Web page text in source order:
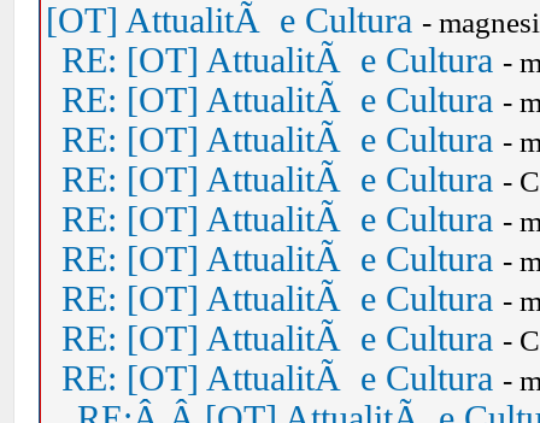
[OT] AttualitÃ e Cultura -
RE: [OT] AttualitÃ e Cultura -
RE: [OT] AttualitÃ e Cultura -
RE: [OT] AttualitÃ e Cultura -
RE: [OT] AttualitÃ e Cultura -
RE: [OT] AttualitÃ e Cultura -
RE: [OT] AttualitÃ e Cultura -
RE: [OT] AttualitÃ e Cultura -
RE: [OT] AttualitÃ e Cultura -
RE: [OT] AttualitÃ e Cultura -